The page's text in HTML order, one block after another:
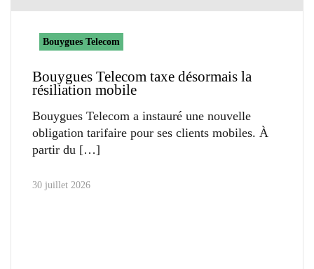
Bouygues Telecom
Bouygues Telecom taxe désormais la
résiliation mobile
Bouygues Telecom a instauré une nouvelle
obligation tarifaire pour ses clients mobiles. À
partir du
30 juillet 2026